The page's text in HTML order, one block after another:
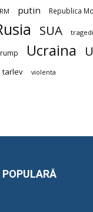
putin Republica
SUA
Ucraina
tarlev violenta
POPULARĂ